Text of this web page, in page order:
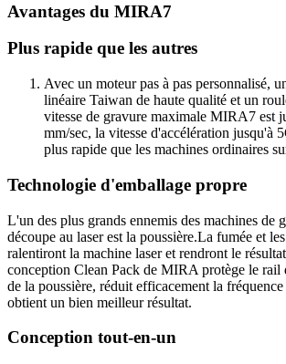
Avantages du MIRA7
Plus rapide que les autres
Avec un moteur pas à pas personnalisé,
linéaire Taiwan de haute qualité et un
vitesse de gravure maximale MIRA7 est
mm/sec, la vitesse d'accélération jusqu'à
plus rapide que les machines ordinaires
Technologie d'emballage propre
L'un des plus grands ennemis des machines de
découpe au laser est la poussière.La fumée et
ralentiront la machine laser et rendront le
conception Clean Pack de MIRA protège le rail
de la poussière, réduit efficacement la
obtient un bien meilleur résultat.
Conception tout-en-un